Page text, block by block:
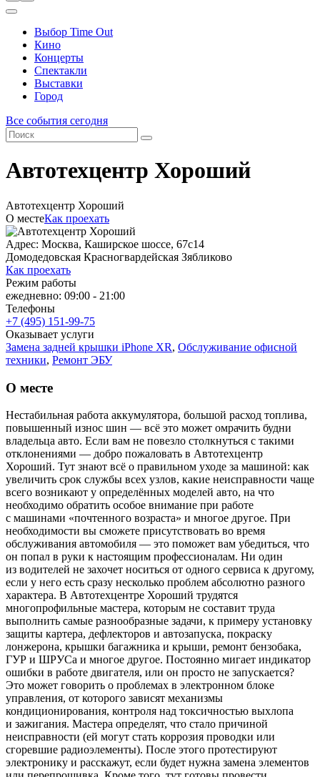
Выбор Time Out
Кино
Концерты
Спектакли
Выставки
Город
Все события сегодня
Автотехцентр Хороший
Автотехцентр Хороший
О местеКак проехать
Адрес: Москва, Каширское шоссе, 67с14
Домодедовская Красногвардейская Зябликово
Как проехать
Режим работы
ежедневно: 09:00 - 21:00
Телефоны
+7 (495) 151-99-75
Оказывает услуги
Замена задней крышки iPhone XR, Обслуживание офисной
техники, Ремонт ЭБУ
О месте
Нестабильная работа аккумулятора, большой расход топлива,
повышенный износ шин — всё это может омрачить будни
владельца авто. Если вам не повезло столкнуться с такими
отклонениями — добро пожаловать в Автотехцентр
Хороший. Тут знают всё о правильном уходе за машиной: как
увеличить срок службы всех узлов, какие неисправности чаще
всего возникают у определённых моделей авто, на что
необходимо обратить особое внимание при работе
с машинами «почтенного возраста» и многое другое. При
необходимости вы сможете присутствовать во время
обслуживания автомобиля — это поможет вам убедиться, что
он попал в руки к настоящим профессионалам. Ни один
из водителей не захочет носиться от одного сервиса к другому,
если у него есть сразу несколько проблем абсолютно разного
характера. В Автотехцентре Хороший трудятся
многопрофильные мастера, которым не составит труда
выполнить самые разнообразные задачи, к примеру установку
защиты картера, дефлекторов и автозапуска, покраску
лонжерона, крышки багажника и крыши, ремонт бензобака,
ГУР и ШРУСа и многое другое. Постоянно мигает индикатор
ошибки в работе двигателя, или он просто не запускается?
Это может говорить о проблемах в электронном блоке
управления, от которого зависят механизмы
кондиционирования, контроля над токсичностью выхлопа
и зажигания. Мастера определят, что стало причиной
неисправности (ей могут стать коррозия проводки или
сгоревшие радиоэлементы). После этого протестируют
электронику и расскажут, если будет нужна замена элементов